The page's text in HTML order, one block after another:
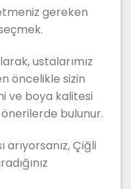
gereken
ustalarımız
öncelikle sizin
ve boya kalitesi
bulunur.
Çiğli